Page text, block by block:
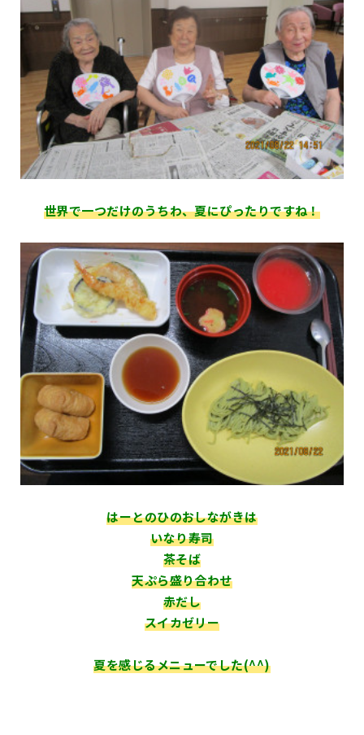
世界で一つだけのうちわ、夏にぴったりですね！
はーとのひのおしながきは
いなり寿司
茶そば
天ぷら盛り合わせ
赤だし
スイカゼリー
夏を感じるメニューでした(^^)